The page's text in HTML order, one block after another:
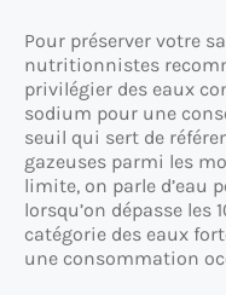
Pour préserver votre
nutritionnistes
privilégier des eaux
sodium pour une
seuil qui sert de
gazeuses parmi les
limite, on parle d’eau
lorsqu’on dépasse les
catégorie des eaux
une consommation